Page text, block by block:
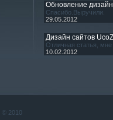
Обновление
Спасибо.Выручили.
29.05.2012
Дизайн сайтов UcoZ
Отличная статья,
10.02.2012
© 2010